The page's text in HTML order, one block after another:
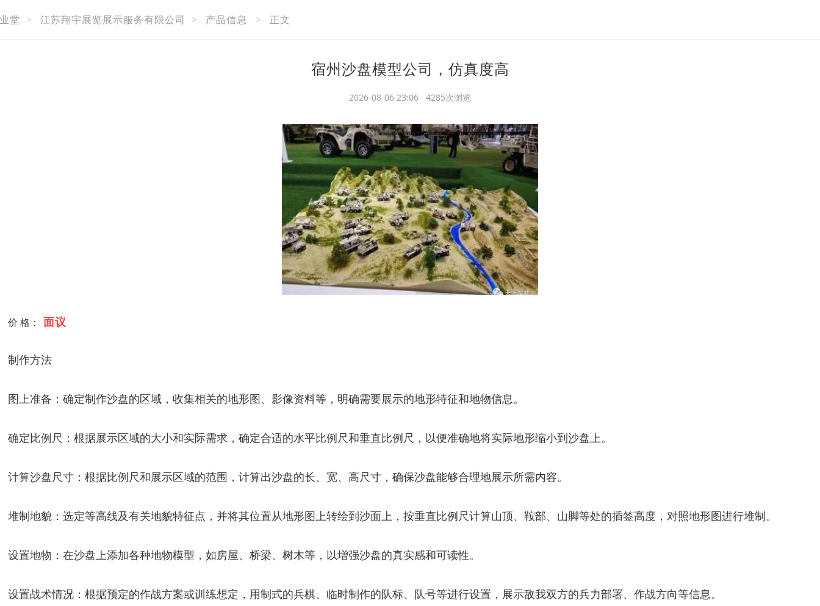
堂 > 江苏翔宇展览展示服务有限公司 > 产品信息 > 正文
宿州沙盘模型公司，仿真度高
2026-08-06 23:06 4285次浏览
价 格： 面议
制作方法
图上准备：确定制作沙盘的区域，收集相关的地形图、影像资料等，明确需要展示的地形特征和地物信息。
确定比例尺：根据展示区域的大小和实际需求，确定合适的水平比例尺和垂直比例尺，以便准确地将实际地形缩小到沙盘上。
计算沙盘尺寸：根据比例尺和展示区域的范围，计算出沙盘的长、宽、高尺寸，确保沙盘能够合理地展示所需内容。
堆制地貌：选定等高线及有关地貌特征点，并将其位置从地形图上转绘到沙面上，按垂直比例尺计算山顶、鞍部、山脚等处的插签高度，对照地形图进行堆制。
设置地物：在沙盘上添加各种地物模型，如房屋、桥梁、树木等，以增强沙盘的真实感和可读性。
设置战术情况：根据预定的作战方案或训练想定，用制式的兵棋、临时制作的队标、队号等进行设置，展示敌我双方的兵力部署、作战方向等信息。